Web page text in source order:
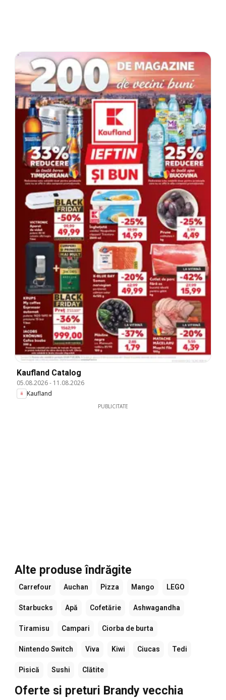
Kaufland Catalog
05.08.2026- 11.08.2026
Kaufland
PUBLICITATE
Alte produse îndrăgite
Carrefour Auchan Pizza Mango LEGO
Starbucks Apă Cofetărie Ashwagandha
Tiramisu Campari Ciorba de burta
Nintendo Switch Viva Kiwi Ciucas Tedi
Pisică Sushi Clătite
Oferte si preturi Brandy vecchia